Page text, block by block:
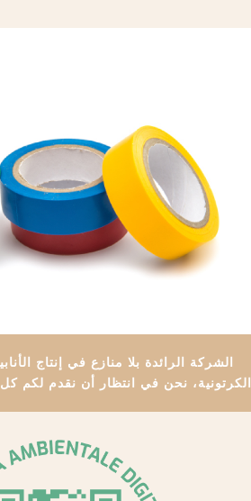
الشركة الرائدة بلا منازع في إنتاج
الكرتونية، نحن في انتظار أن نقدم لكم